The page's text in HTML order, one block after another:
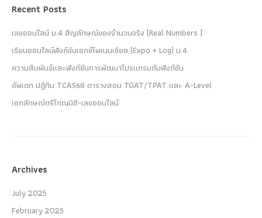
Recent Posts
เลขออนไลน์ ม.4 สัญลักษณ์ของจำนวนจริง (Real Numbers )
เรียนออนไลน์ฟังก์ชันเอกซ์โพเนนเชียล (Expo + Log) ม.4
ความสัมพันธ์และฟังก์ชันการพัฒนาโปรแกรมกับฟังก์ชัน
อัพเดท ปฏิทิน TCAS68 ตารางสอบ TGAT/TPAT และ A-Level
เอกลักษณ์ตรีโกณมิติ-เลขออนไลน์
Archives
July 2025
February 2025